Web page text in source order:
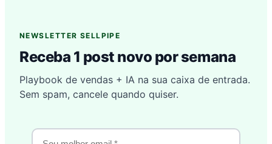
NEWSLETTER SELLPIPE
Receba 1 post novo por semana
Playbook de vendas + IA na sua caixa de entrada.
Sem spam, cancele quando quiser.